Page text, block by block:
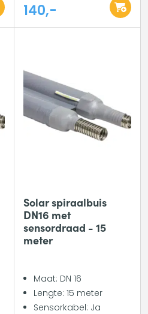
140,-
Solar spiraalbuis
DN16 met
sensordraad - 15
meter
Maat: DN 16
Lengte: 15 meter
Sensorkabel: Ja